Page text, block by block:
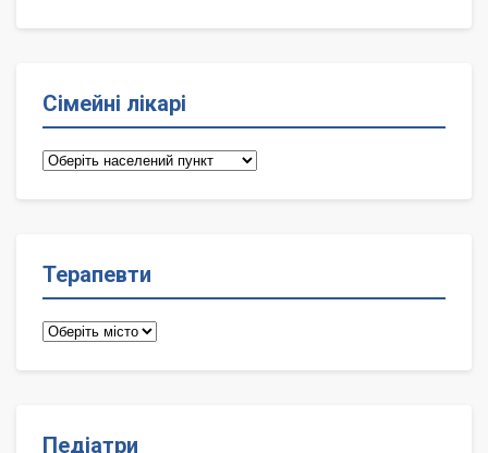
Сімейні лікарі
Сімейні
Терапевти
Терапевти
Педіатри